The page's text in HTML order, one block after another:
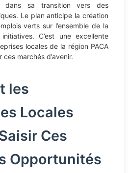
dans sa transition vers des
Le plan anticipe la création
verts sur l’ensemble de la
C’est une excellente
locales de la région PACA
marchés d’avenir.
les
Locales
Ces
Opportunités